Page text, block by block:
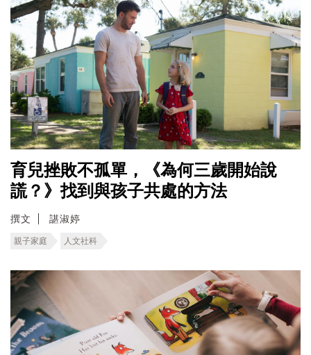
育兒挫敗不孤單，《為何三歲開始說
謊？》找到與孩子共處的方法
撰文 諶淑婷
親子家庭 人文社科